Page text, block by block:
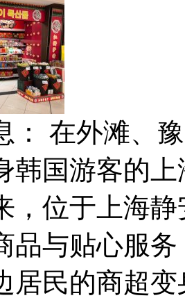
： 在外滩、
韩国游客的
，位于上海
品与贴心服
居民的商超